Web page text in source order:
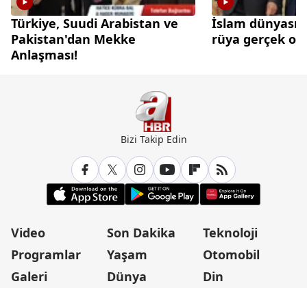
Türkiye, Suudi Arabistan ve
Pakistan'dan Mekke
Anlaşması!
İslam
rüya gerçek
Bizi Takip Edin
Video
Programlar
Galeri
Son Dakika
Yaşam
Dünya
Teknoloji
Otomobil
Din